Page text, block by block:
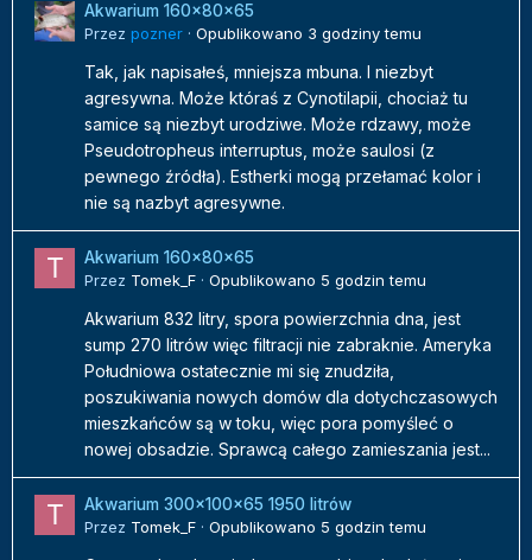
Akwarium 160x80x65
Przez pozner · Opublikowano 3 godziny temu
Tak, jak napisałeś, mniejsza mbuna. I niezbyt
agresywna. Może któraś z Cynotilapii, chociaż tu
samice są niezbyt urodziwe. Może rdzawy, może
Pseudotropheus interruptus, może saulosi (z
pewnego źródła). Estherki mogą przełamać kolor i
nie są nazbyt agresywne.
Akwarium 160x80x65
Przez Tomek_F · Opublikowano 5 godzin temu
Akwarium 832 litry, spora powierzchnia dna, jest
sump 270 litrów więc filtracji nie zabraknie. Ameryka
Południowa ostatecznie mi się znudziła,
poszukiwania nowych domów dla dotychczasowych
mieszkańców są w toku, więc pora pomyśleć o
nowej obsadzie. Sprawcą całego zamieszania jest...
Akwarium 300x100x65 1950 litrów
Przez Tomek_F · Opublikowano 5 godzin temu